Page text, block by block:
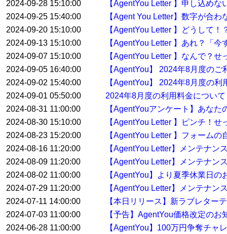
2024-09-28 15:10:00
【AgentYou Letter 】申し込め
2024-09-25 15:40:00
【Agent You Letter】数字が合
2024-09-20 15:10:00
【AgentYou Letter 】どうして
2024-09-13 15:10:00
【AgentYou Letter 】あれ？「
2024-09-07 15:10:00
【AgentYou Letter 】なんで？
2024-09-05 16:40:00
【AgentYou】 2024年8月度の
2024-09-02 15:40:00
【AgentYou】 2024年8月度の
2024-09-01 05:50:00
2024年8月度の利用料金について
2024-08-31 11:00:00
【AgentYouアンケート】あな
2024-08-30 15:10:00
【AgentYou Letter 】ピンチ！
2024-08-23 15:20:00
【AgentYou Letter 】フォーム
2024-08-16 11:20:00
【AgentYou Letter】メンテナン
2024-08-09 11:20:00
【AgentYou Letter】メンテナン
2024-08-02 11:00:00
【AgentYou】より夏季休業日の
2024-07-29 11:20:00
【AgentYou Letter】メンテナン
2024-07-11 14:00:00
【本日リリース】新ラブレター
2024-07-03 11:00:00
【予告】AgentYou価格改定のお
2024-06-28 11:00:00
【AgentYou】100万円争奪チャ